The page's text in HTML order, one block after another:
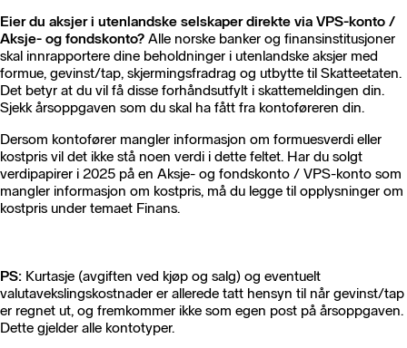
Eier du aksjer i utenlandske selskaper direkte via VPS-konto /
Aksje- og fondskonto? Alle norske banker og finansinstitusjoner
skal innrapportere dine beholdninger i utenlandske aksjer med
formue, gevinst/tap, skjermingsfradrag og utbytte til Skatteetaten.
Det betyr at du vil få disse forhåndsutfylt i skattemeldingen din.
Sjekk årsoppgaven som du skal ha fått fra kontoføreren din.
Dersom kontofører mangler informasjon om formuesverdi eller
kostpris vil det ikke stå noen verdi i dette feltet. Har du solgt
verdipapirer i 2025 på en Aksje- og fondskonto / VPS-konto som
mangler informasjon om kostpris, må du legge til opplysninger om
kostpris under temaet Finans.
PS: Kurtasje (avgiften ved kjøp og salg) og eventuelt
valutavekslingskostnader er allerede tatt hensyn til når gevinst/tap
er regnet ut, og fremkommer ikke som egen post på årsoppgaven.
Dette gjelder alle kontotyper.